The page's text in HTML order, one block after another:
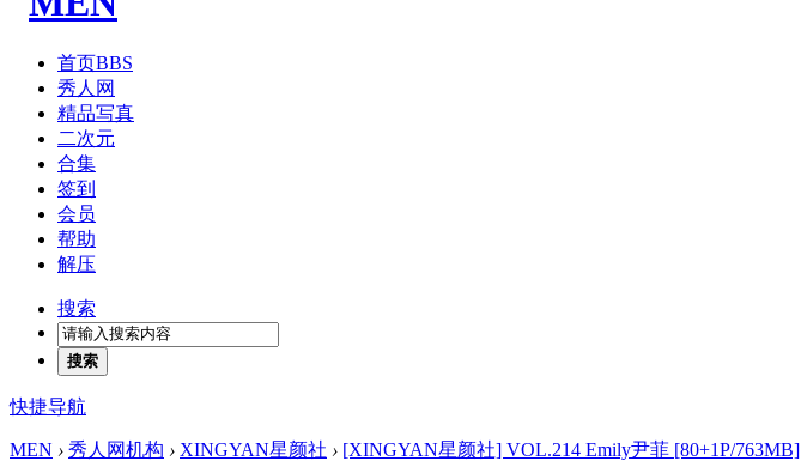
首页BBS
秀人网
精品写真
二次元
合集
签到
会员
帮助
解压
搜索
搜索
快捷导航
MEN › 秀人网机构 › XINGYAN星颜社 › [XINGYAN星颜社] VOL.214 Emily尹菲 [80+1P/763MB]